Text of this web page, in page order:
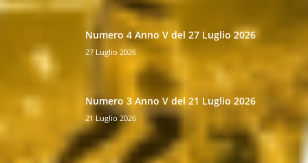
Numero 4 Anno V del 27 Luglio 2026
27 Luglio 2026
Numero 3 Anno V del 21 Luglio 2026
21 Luglio 2026